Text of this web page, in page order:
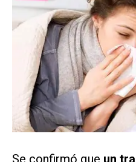
Se confirmó que un